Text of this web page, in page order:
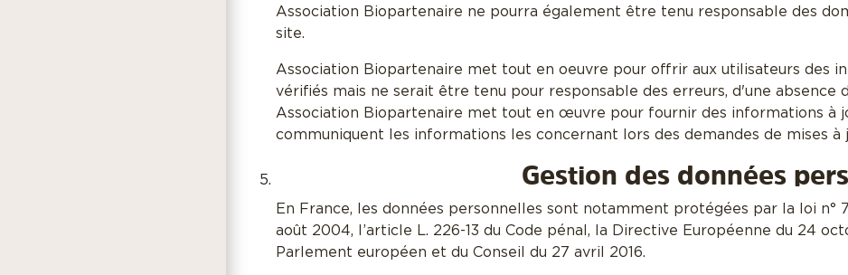
Association Biopartenaire ne pourra également être tenu responsable des
site.
Association Biopartenaire met tout en oeuvre pour offrir aux utilisateurs des
vérifiés mais ne serait être tenu pour responsable des erreurs, d'une absence
Association Biopartenaire met tout en œuvre pour fournir des informations à
communiquent les informations les concernant lors des demandes de mises à
Gestion des données
En France, les données personnelles sont notamment protégées par la loi n°
août 2004, l’article L. 226-13 du Code pénal, la Directive Européenne du 24
Parlement européen et du Conseil du 27 avril 2016.